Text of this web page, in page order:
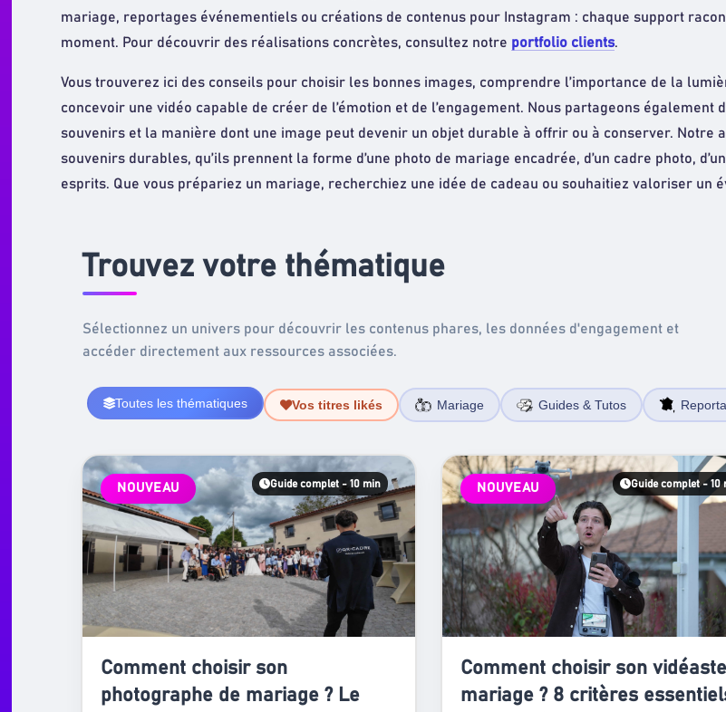
mariage, reportages événementiels ou créations de contenus pour Instagram : chaque support
moment. Pour découvrir des réalisations concrètes, consultez notre portfolio clients.
Vous trouverez ici des conseils pour choisir les bonnes images, comprendre l’importance de la
concevoir une vidéo capable de créer de l’émotion et de l’engagement. Nous partageons
souvenirs et la manière dont une image peut devenir un objet durable à offrir ou à conserver.
souvenirs durables, qu’ils prennent la forme d’une photo de mariage encadrée, d’un cadre photo,
esprits. Que vous prépariez un mariage, recherchiez une idée de cadeau ou souhaitiez valoriser un
Trouvez votre thématique
Sélectionnez un univers pour découvrir les contenus phares, les données d'engagement et
accéder directement aux ressources associées.
Toutes les thématiques Vos titres likés Mariage Guides & Tutos
Tous les articles
NOUVEAU Guide complet - 10 min
Comment choisir son
photographe de mariage ? Le
NOUVEAU Guide complet - 10
Comment choisir son
mariage ? 8 critères